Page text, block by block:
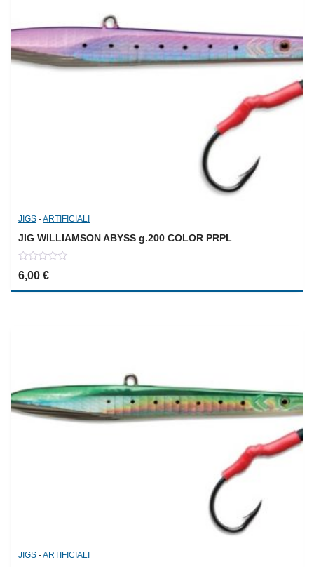
JIGS -ARTIFICIALI
JIG WILLIAMSON ABYSS g.200 COLOR PRPL
0
out
6,00 €
JIGS -ARTIFICIALI